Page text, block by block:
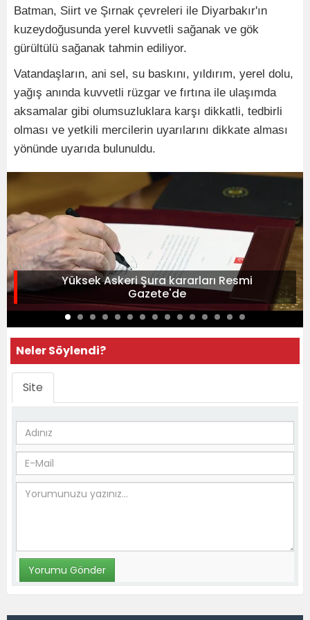
Batman, Siirt ve Şırnak çevreleri ile Diyarbakır'ın
kuzeydoğusunda yerel kuvvetli sağanak ve gök
gürültülü sağanak tahmin ediliyor.
Vatandaşların, ani sel, su baskını, yıldırım, yerel dolu,
yağış anında kuvvetli rüzgar ve fırtına ile ulaşımda
aksamalar gibi olumsuzluklara karşı dikkatli, tedbirli
olması ve yetkili mercilerin uyarılarını dikkate alması
yönünde uyarıda bulunuldu.
Yüksek Askeri Şura kararları Resmi
Gazete'de
Neler Söylendi?
Site